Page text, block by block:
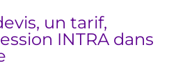
un tarif,
INTRA dans